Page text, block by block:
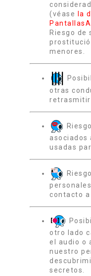
(véase
la
Riesgo de
menores.
otras
retrasmitir
asociados
usadas
contacto
otro lado
el audio o
nuestro
secretos.